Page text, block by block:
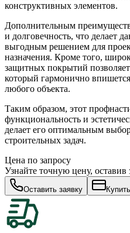
конструктивных элементов.
Дополнительным
и долговечность, что делает
выгодным решением для
назначения. Кроме того,
защитных покрытий позволяет
который гармонично
любого объекта.
Таким образом, этот
функциональность и
делает его оптимальным
строительных задач.
Цена по запросу
Узнайте точную цену, оставив
Оставить заявку